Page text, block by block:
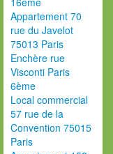
Appartement 70
rue du Javelot
75013 Paris
Enchère rue
Visconti Paris
6ème
Local commercial
57 rue de la
Convention 75015
Paris